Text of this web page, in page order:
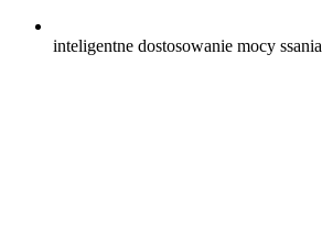
inteligentne dostosowanie mocy ssania